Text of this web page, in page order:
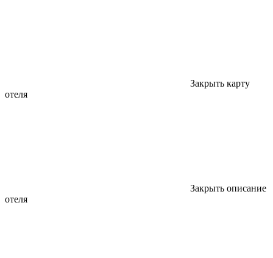
Закрыть карту
отеля
Закрыть описание
отеля